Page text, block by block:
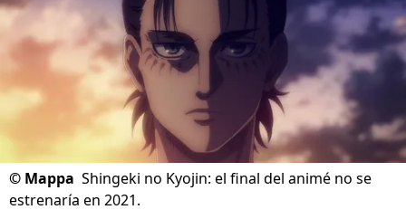
© Mappa Shingeki no Kyojin: el final del animé no se
estrenaría en 2021.